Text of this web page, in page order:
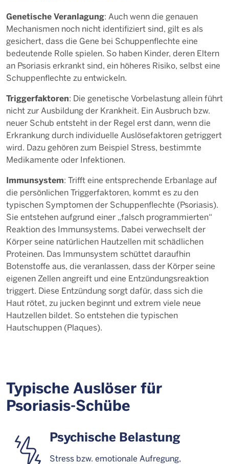
Genetische Veranlagung: Auch wenn die genauen
Mechanismen noch nicht identifiziert sind, gilt es als
gesichert, dass die Gene bei Schuppenflechte eine
bedeutende Rolle spielen. So haben Kinder, deren Eltern
an Psoriasis erkrankt sind, ein höheres Risiko, selbst eine
Schuppenflechte zu entwickeln.
Triggerfaktoren: Die genetische Vorbelastung allein führt
nicht zur Ausbildung der Krankheit. Ein Ausbruch bzw.
neuer Schub entsteht in der Regel erst dann, wenn die
Erkrankung durch individuelle Auslösefaktoren getriggert
wird. Dazu gehören zum Beispiel Stress, bestimmte
Medikamente oder Infektionen.
Immunsystem: Trifft eine entsprechende Erbanlage auf
die persönlichen Triggerfaktoren, kommt es zu den
typischen Symptomen der Schuppenflechte (Psoriasis).
Sie entstehen aufgrund einer „falsch programmierten“
Reaktion des Immunsystems. Dabei verwechselt der
Körper seine natürlichen Hautzellen mit schädlichen
Proteinen. Das Immunsystem schüttet daraufhin
Botenstoffe aus, die veranlassen, dass der Körper seine
eigenen Zellen angreift und eine Entzündungsreaktion
triggert. Diese Entzündung sorgt dafür, dass sich die
Haut rötet, zu jucken beginnt und extrem viele neue
Hautzellen bildet. So entstehen die typischen
Hautschuppen (Plaques).
Typische Auslöser für
Psoriasis-Schübe
Psychische Belastung
Stress bzw. emotionale Aufregung,